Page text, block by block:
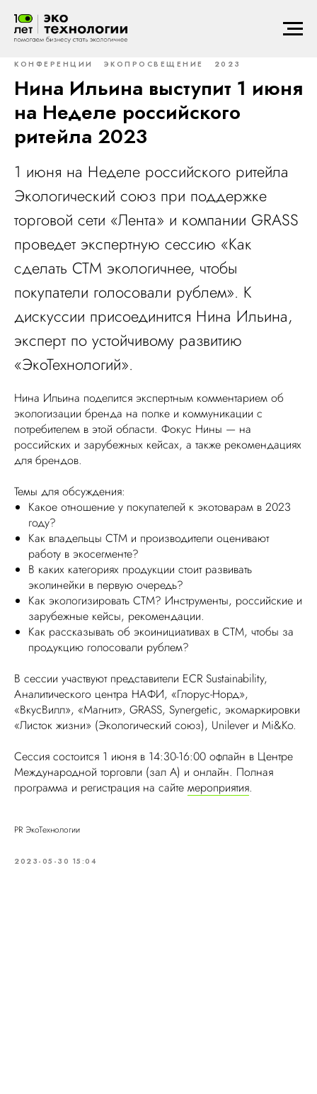
КОНФЕРЕНЦИИ ЭКОПРОСВЕЩЕНИЕ 2023
Нина Ильина выступит 1 июня
на Неделе российского
ритейла 2023
1 июня на Неделе российского ритейла
Экологический союз при поддержке
торговой сети «Лента» и компании GRASS
проведет экспертную сессию «Как
сделать СТМ экологичнее, чтобы
покупатели голосовали рублем». К
дискуссии присоединится Нина Ильина,
эксперт по устойчивому развитию
«ЭкоТехнологий».
Нина Ильина поделится экспертным комментарием об
экологизации бренда на полке и коммуникации с
потребителем в этой области. Фокус Нины — на
российских и зарубежных кейсах, а также рекомендациях
для брендов.
Темы для обсуждения:
Какое отношение у покупателей к экотоварам в 2023
году?
Как владельцы СТМ и производители оценивают
работу в экосегменте?
В каких категориях продукции стоит развивать
эколинейки в первую очередь?
Как экологизировать СТМ? Инструменты, российские и
зарубежные кейсы, рекомендации.
Как рассказывать об экоинициативах в СТМ, чтобы за
продукцию голосовали рублем?
В сессии участвуют представители ECR Sustainability,
Аналитического центра НАФИ, «Глорус-Норд»,
«ВкусВилл», «Магнит», GRASS, Synergetic, экомаркировки
«Листок жизни» (Экологический союз), Unilever и Mi&Ko.
Сессия состоится 1 июня в 14:30-16:00 офлайн в Центре
Международной торговли (зал A) и онлайн. Полная
программа и регистрация на сайте мероприятия.
PR ЭкоТехнологии
2023-05-30 15:04